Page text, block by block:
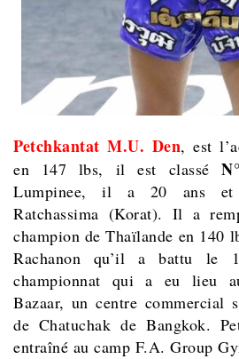
Petchkantat M.U. Den, est
en 147 lbs, il est classé
Lumpinee, il a 20 ans et
Ratchassima (Korat). Il a
champion de Thaïlande en 140
Rachanon qu’il a battu le
championnat qui a eu lieu
Bazaar, un centre commercial
de Chatuchak de Bangkok.
entraîné au camp F.A. Group